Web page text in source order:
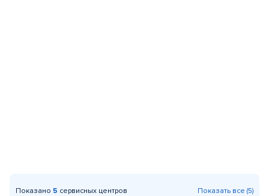
Показано 5 сервисных центров Показать все (5)